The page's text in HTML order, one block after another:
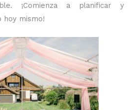
¡Comienza a planificar y
hoy mismo!